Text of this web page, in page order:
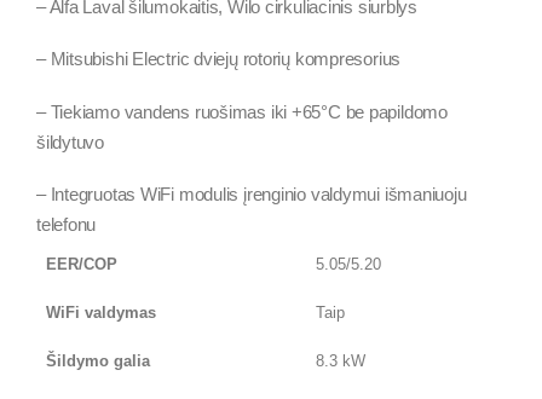
– Alfa Laval šilumokaitis, Wilo cirkuliacinis siurblys
– Mitsubishi Electric dviejų rotorių kompresorius
– Tiekiamo vandens ruošimas iki +65°C be papildomo
šildytuvo
– Integruotas WiFi modulis įrenginio valdymui išmaniuoju
telefonu
EER/COP 5.05/5.20
WiFi valdymas Taip
Šildymo galia 8.3 kW